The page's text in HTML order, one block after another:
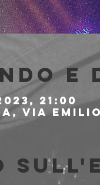
e
21:00
Via